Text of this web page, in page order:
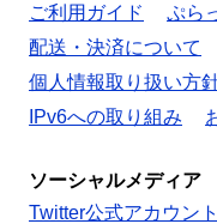
ご利用ガイド
ぷら
配送・決済について
個人情報取り扱い方
IPv6への取り組み
ソーシャルメディア
Twitter公式アカウント